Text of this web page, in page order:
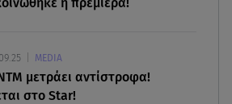
MEDIA
μετράει αντίστροφα!
στο Star!